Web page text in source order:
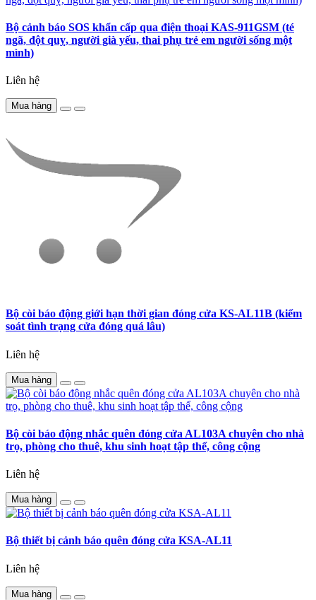
Bộ cảnh báo SOS khẩn cấp qua điện thoại KAS-911GSM (té
ngã, đột quỵ, người già yếu, thai phụ trẻ em người sống một
mình)
Liên hệ
Mua hàng
Bộ còi báo động giới hạn thời gian đóng cửa KS-AL11B (kiểm
soát tình trạng cửa đóng quá lâu)
Liên hệ
Mua hàng
Bộ còi báo động nhắc quên đóng cửa AL103A chuyên cho nhà
trọ, phòng cho thuê, khu sinh hoạt tập thể, công cộng
Liên hệ
Mua hàng
Bộ thiết bị cảnh báo quên đóng cửa KSA-AL11
Liên hệ
Mua hàng